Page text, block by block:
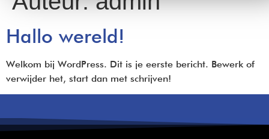
Hallo wereld!
Welkom bij WordPress. Dit is je eerste bericht. Bewerk of
verwijder het, start dan met schrijven!